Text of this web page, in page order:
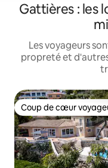
Gattières : les
Les voyageurs
propreté et
Coup de cœur
Coup de cœur